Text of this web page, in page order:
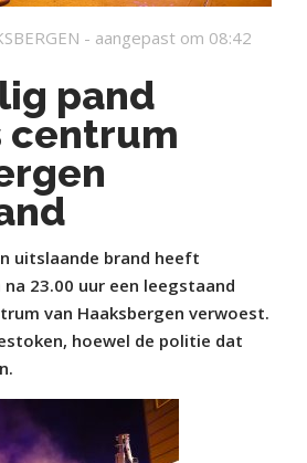
- aangepast om 08:42
pand
centrum
uitslaande brand heeft
23.00 uur een leegstaand
van Haaksbergen verwoest.
hoewel de politie dat